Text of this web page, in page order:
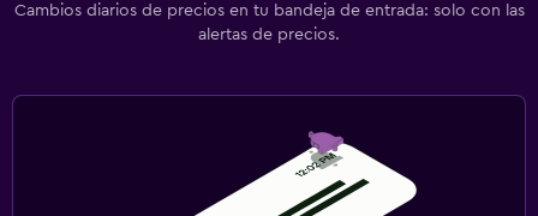
Cambios diarios de precios en tu bandeja de entrada: solo con las
alertas de precios.